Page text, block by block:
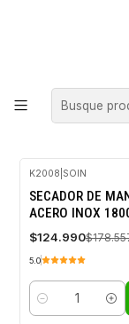
SECADORES
FILTROS
-30%
OFF
K2008 SOIN
SECADOR DE
ACERO INOX
$124.990
5.0
Cantidad